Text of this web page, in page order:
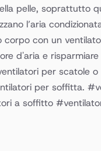
pelle, soprattutto
l’aria
corpo con un
d'aria e
per scatole
per soffitta.
a soffitto